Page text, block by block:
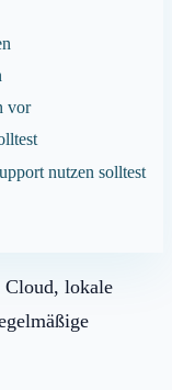
vor
nutzen solltest
Cloud, lokale